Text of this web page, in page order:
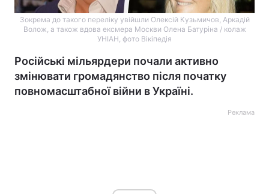
Зокрема до такого переліку увійшли Олексій Кузьмичов, Аркадій
Волож, а також вдова ексмера Москви Олена Батуріна / колаж
УНІАН, фото Вікіпедія
Російські мільярдери почали активно
змінювати громадянство після початку
повномасштабної війни в Україні.
Реклама